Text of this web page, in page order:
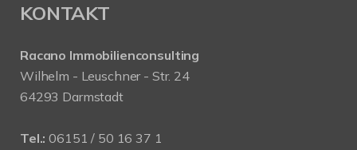
KONTAKT
Racano Immobilienconsulting
Wilhelm - Leuschner - Str. 24
64293 Darmstadt
Tel.: 06151 / 50 16 37 1